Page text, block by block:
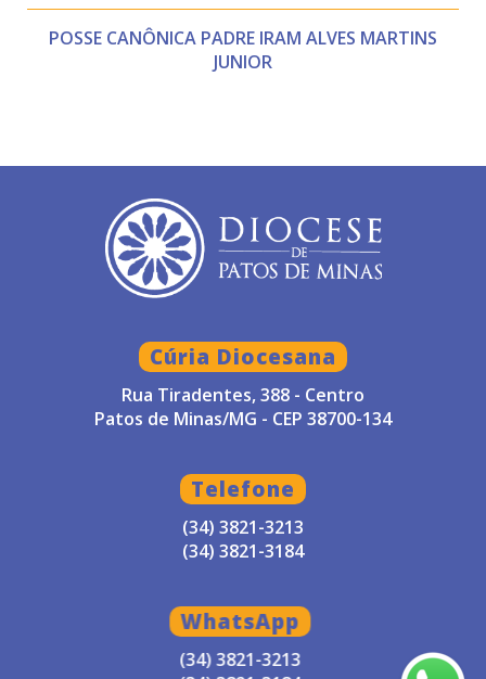
POSSE CANÔNICA PADRE IRAM ALVES MARTINS
JUNIOR
Cúria Diocesana
Rua Tiradentes, 388 - Centro
Patos de Minas/MG - CEP 38700-134
Telefone
(34) 3821-3213
(34) 3821-3184
WhatsApp
(34) 3821-3213